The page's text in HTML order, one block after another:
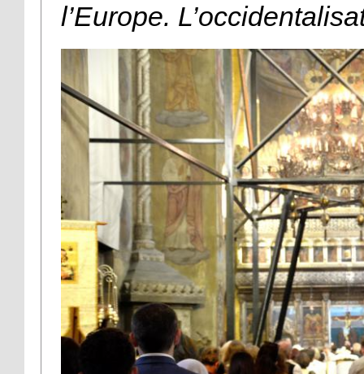
l’Europe.